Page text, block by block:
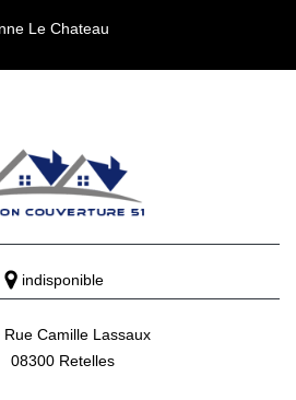
Le Chateau
indisponible
Rue Camille Lassaux
08300 Retelles